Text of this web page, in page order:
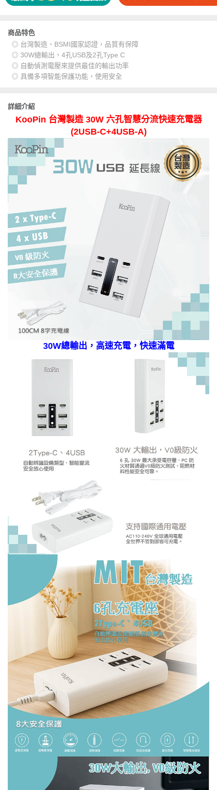
商品特色
◎ 台灣製造、BSMI國家認證，品質有保障
◎ 30W總輸出，4孔USB及2孔Type C
◎ 自動偵測電壓來提供最佳的輸出功率
◎ 具備多項智能保護功能，使用安全
詳細介紹
KooPin 台灣製造 30W 六孔智慧分流快速充電器
(2USB-C+4USB-A)
30W總輸出，高速充電，快速滿電